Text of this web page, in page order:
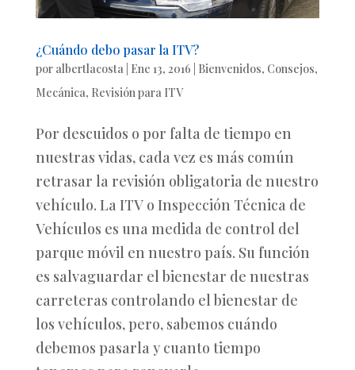
¿Cuándo debo pasar la ITV?
por albertlacosta Ene 13, 2016 Bienvenidos, Consejos,
Mecánica, Revisión para ITV
Por descuidos o por falta de tiempo en
nuestras vidas, cada vez es más común
retrasar la revisión obligatoria de nuestro
vehículo. La ITV o Inspección Técnica de
Vehículos es una medida de control del
parque móvil en nuestro país. Su función
es salvaguardar el bienestar de nuestras
carreteras controlando el bienestar de
los vehículos, pero, sabemos cuándo
debemos pasarla y cuanto tiempo